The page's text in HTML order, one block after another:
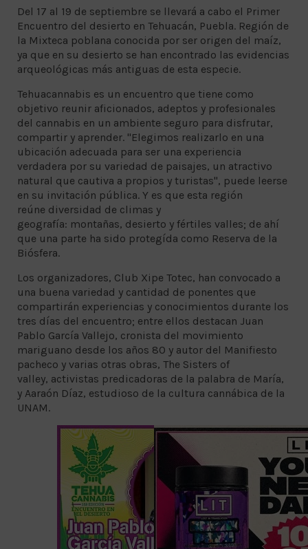
Del 17 al 19 de septiembre se llevará a cabo el Primer
Encuentro del desierto en Tehuacán, Puebla. Región de
la Mixteca poblana conocida por ser origen del maíz,
ya que en su desierto se han encontrado las evidencias
arqueológicas más antiguas de esta especie.
Tehuacannabis es un encuentro que tiene como
objetivo reunir aficionados, adeptos y profesionales
del cannabis en un ambiente seguro para disfrutar,
compartir y aprender. "Elegimos realizarlo en una
ubicación adecuada para ser una experiencia
verdadera por su variedad de paisajes, un atractivo
natural que cautiva a propios y turistas", puede leerse
en su invitación pública. Y es que esta región
reúne diversidad de climas y
geografía: montañas, desierto y fértiles valles; de ahí
que una parte ha sido protegída como Reserva de la
Biósfera.
Los organizadores, Club Xipe Totec, han convocado a
una buena variedad y cantidad de ponentes que
compartirán experiencias y conocimientos durante los
tres días del encuentro; entre ellos destacan Juan
Pablo García Vallejo, cronista del movimiento
mariguano desde los años 80 y autor del Manifiesto
pacheco y varias otras obras, The Sisters of
valley, activistas predicadoras de la palabra de María,
y Aaraón Díaz, estudioso de la cultura cannábica de la
UNAM.